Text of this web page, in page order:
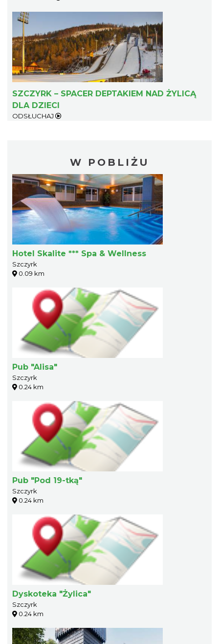
SZCZYRK – SPACER DEPTAKIEM NAD ŻYLICĄ
DLA DZIECI
ODSŁUCHAJ
W POBLIŻU
Hotel Skalite *** Spa & Wellness
Szczyrk
0.09 km
Pub "Alisa"
Szczyrk
0.24 km
Pub "Pod 19-tką"
Szczyrk
0.24 km
Dyskoteka "Żylica"
Szczyrk
0.24 km